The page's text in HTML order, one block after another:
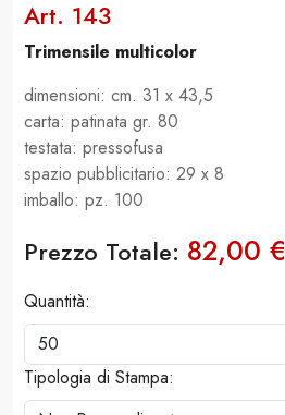
Art. 143
Trimensile multicolor
dimensioni: cm. 31 x 43,5
carta: patinata gr. 80
testata: pressofusa
spazio pubblicitario: 29 x 8
imballo: pz. 100
Prezzo Totale: 82,00 €
Quantità:
Tipologia di Stampa: